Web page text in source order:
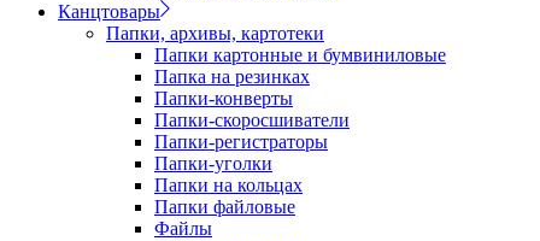
Канцтовары
Папки, архивы, картотеки
Папки картонные и бумвиниловые
Папка на резинках
Папки-конверты
Папки-скоросшиватели
Папки-регистраторы
Папки-уголки
Папки на кольцах
Папки файловые
Файлы